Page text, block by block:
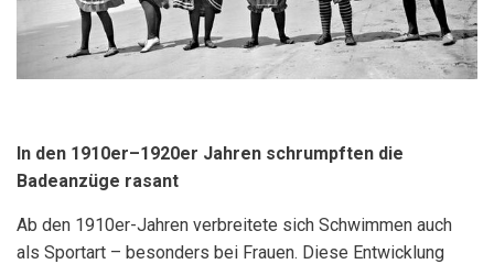
In den 1910er–1920er Jahren schrumpften die
Badeanzüge rasant
Ab den 1910er-Jahren verbreitete sich Schwimmen auch
als Sportart – besonders bei Frauen. Diese Entwicklung